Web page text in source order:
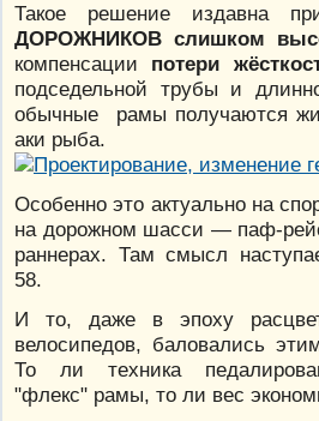
Такое решение издавна
ДОРОЖНИКОВ слишком
компенсации потери
подседельной трубы и
обычные рамы получаются
аки рыба.
Особенно это актуально на
на дорожном шасси — паф-
раннерах. Там смысл
58.
И то, даже в эпоху
велосипедов, баловались
То ли техника
"флекс" рамы, то ли вес